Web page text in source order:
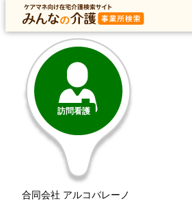
トップ データ
トップ 徳島県 徳島市 訪問看護 なないろ 訪問看護
訪問看護
合同会社 アルコバレーノ